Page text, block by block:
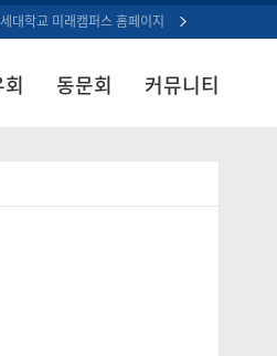
대학교 미래캠퍼스 홈페이지
동문회 커뮤니티